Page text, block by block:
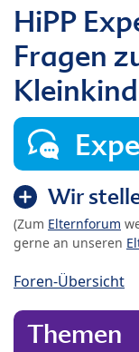
HiPP
Fragen
Wir
(Zum Elternforum
gerne an unseren
Foren-Übersicht
Themen